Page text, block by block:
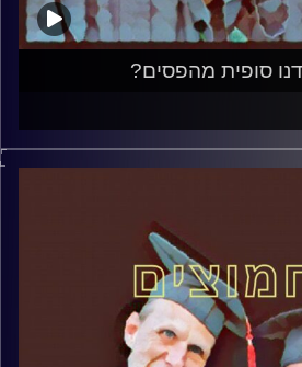
סופית מהפסים?
הפסיכולוג, עם פרופסור בועז בן-